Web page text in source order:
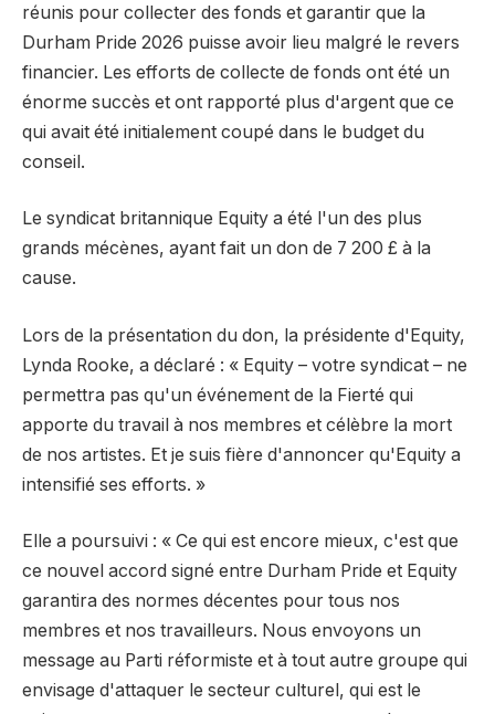
réunis pour collecter des fonds et garantir que la
Durham Pride 2026 puisse avoir lieu malgré le revers
financier. Les efforts de collecte de fonds ont été un
énorme succès et ont rapporté plus d'argent que ce
qui avait été initialement coupé dans le budget du
conseil.
Le syndicat britannique Equity a été l'un des plus
grands mécènes, ayant fait un don de 7 200 £ à la
cause.
Lors de la présentation du don, la présidente d'Equity,
Lynda Rooke, a déclaré : « Equity – votre syndicat – ne
permettra pas qu'un événement de la Fierté qui
apporte du travail à nos membres et célèbre la mort
de nos artistes. Et je suis fière d'annoncer qu'Equity a
intensifié ses efforts. »
Elle a poursuivi : « Ce qui est encore mieux, c'est que
ce nouvel accord signé entre Durham Pride et Equity
garantira des normes décentes pour tous nos
membres et nos travailleurs. Nous envoyons un
message au Parti réformiste et à tout autre groupe qui
envisage d'attaquer le secteur culturel, qui est le